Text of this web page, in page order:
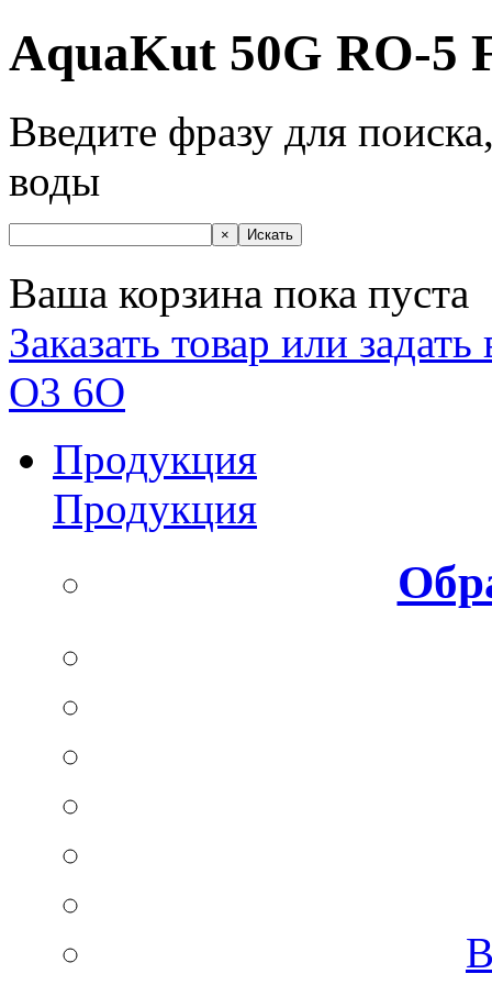
AquaKut 50G RO-5
Введите фразу для
воды
Ваша корзина пока пуста
Заказать товар или
O3 6O
Продукция
Продукция